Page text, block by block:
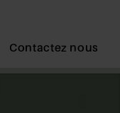
Contactez nous